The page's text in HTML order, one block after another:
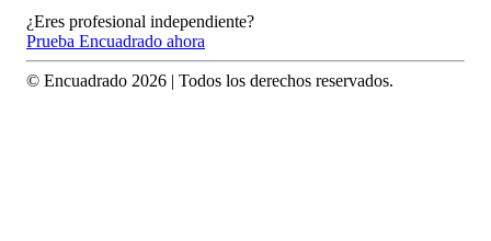
¿Eres profesional independiente?
Prueba Encuadrado ahora
© Encuadrado 2026 | Todos los derechos reservados.